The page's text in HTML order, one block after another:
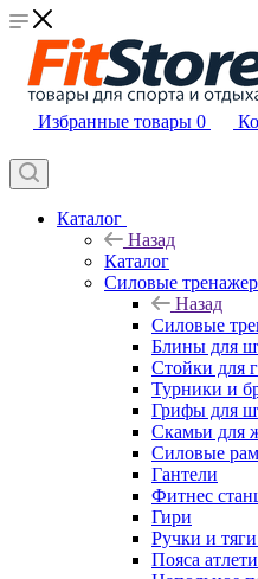
Избранные товары 0
Каталог
Назад
Каталог
Силовые
Назад
Силовые
Блины для
Стойки для
Турники и
Грифы для
Скамьи для
Силовые
Гантели
Фитнес
Гири
Ручки и
Пояса